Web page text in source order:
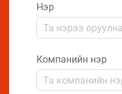
Нэр
Компанийн нэр